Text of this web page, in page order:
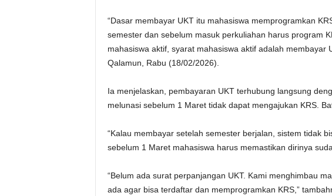
“Dasar membayar UKT itu mahasiswa memprogramkan
semester dan sebelum masuk perkuliahan harus program
mahasiswa aktif, syarat mahasiswa aktif adalah membayar
Qalamun, Rabu (18/02/2026).
Ia menjelaskan, pembayaran UKT terhubung langsung
melunasi sebelum 1 Maret tidak dapat mengajukan KRS.
“Kalau membayar setelah semester berjalan, sistem tidak
sebelum 1 Maret mahasiswa harus memastikan dirinya
“Belum ada surat perpanjangan UKT. Kami menghimbau
ada agar bisa terdaftar dan memprogramkan KRS,”